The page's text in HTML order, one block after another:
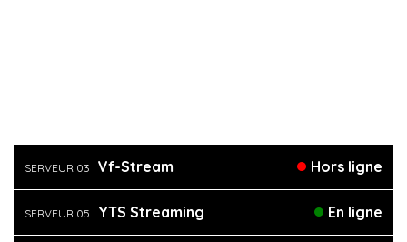
SERVEUR 03 Vf-Stream Hors ligne
SERVEUR 05 YTS Streaming En ligne